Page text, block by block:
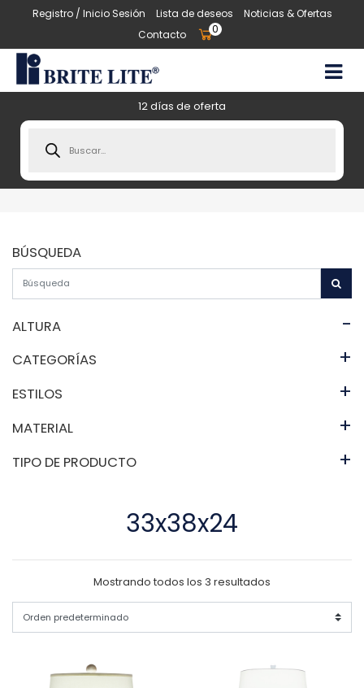
Registro / Inicio Sesión Lista de deseos
Noticias & Ofertas
Contacto
0
12 días de oferta
search
BÚSQUEDA
ALTURA -
CATEGORÍAS +
ESTILOS +
MATERIAL +
TIPO DE PRODUCTO +
33x38x24
Mostrando todos los 3 resultados